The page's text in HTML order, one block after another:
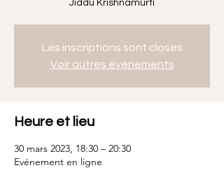
Jiddu Krishnamurti
Les inscriptions sont closes
Voir autres événements
Heure et lieu
30 mars 2023, 18:30 – 20:30
Evénement en ligne